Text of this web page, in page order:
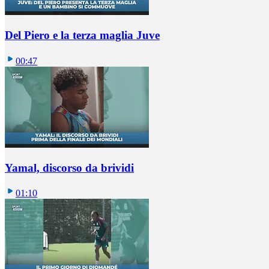
Del Piero e la terza maglia Juve
00:47
Yamal, discorso da brividi
01:10